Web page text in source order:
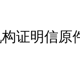
证明信原